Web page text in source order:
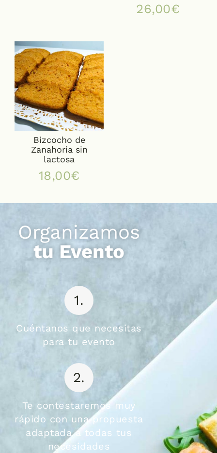
26,00€
Bizcocho de
Zanahoria sin
lactosa
18,00€
Organizamos
tu Evento
1.
Cuéntanos que necesitas
para tu evento
2.
Te contestaremos muy
rápido con una propuesta
adaptada a todas tus
necesidades